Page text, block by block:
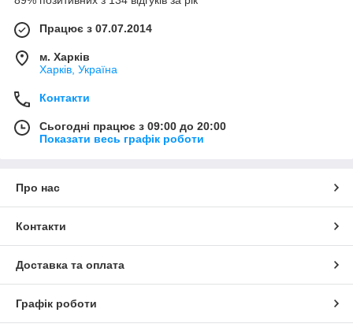
Працює з 07.07.2014
м. Харків
Харків, Україна
Контакти
Сьогодні працює з 09:00 до 20:00
Показати весь графік роботи
Про нас
Контакти
Доставка та оплата
Графік роботи